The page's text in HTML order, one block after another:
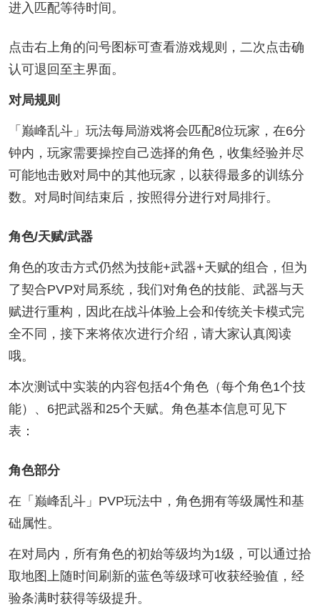
进入匹配等待时间。
点击右上角的问号图标可查看游戏规则，二次点击确
认可退回至主界面。
对局规则
「巅峰乱斗」玩法每局游戏将会匹配8位玩家，在6分
钟内，玩家需要操控自己选择的角色，收集经验并尽
可能地击败对局中的其他玩家，以获得最多的训练分
数。对局时间结束后，按照得分进行对局排行。
角色/天赋/武器
角色的攻击方式仍然为技能+武器+天赋的组合，但为
了契合PVP对局系统，我们对角色的技能、武器与天
赋进行重构，因此在战斗体验上会和传统关卡模式完
全不同，接下来将依次进行介绍，请大家认真阅读
哦。
本次测试中实装的内容包括4个角色（每个角色1个技
能）、6把武器和25个天赋。角色基本信息可见下
表：
角色部分
在「巅峰乱斗」PVP玩法中，角色拥有等级属性和基
础属性。
在对局内，所有角色的初始等级均为1级，可以通过拾
取地图上随时间刷新的蓝色等级球可收获经验值，经
验条满时获得等级提升。